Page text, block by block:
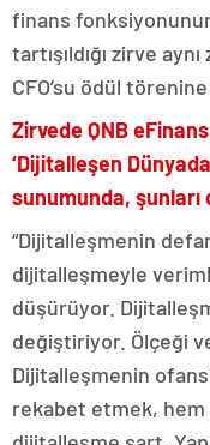
finans
tartışıldığı zirve
CFO’su ödül
Zirvede QNB
‘Dijitalleşen Dünyada
sunumunda,
“Dijitalleşmenin
dijitalleşmeyle
düşürüyor.
değiştiriyor. Ölçeği ve
Dijitalleşmenin
rekabet etmek, hem